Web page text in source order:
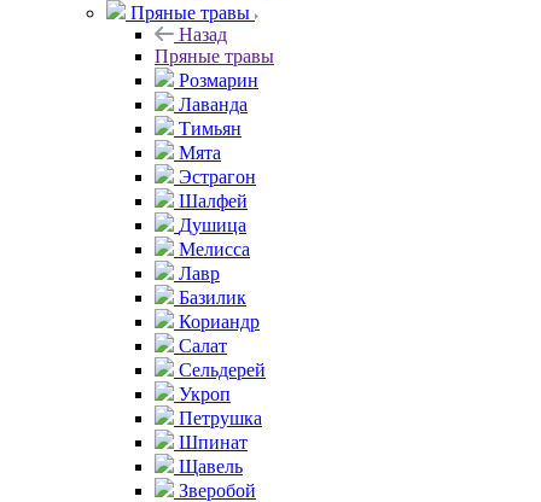
Пряные травы
Назад
Пряные травы
Розмарин
Лаванда
Тимьян
Мята
Эстрагон
Шалфей
Душица
Мелисса
Лавр
Базилик
Кориандр
Салат
Сельдерей
Укроп
Петрушка
Шпинат
Щавель
Зверобой